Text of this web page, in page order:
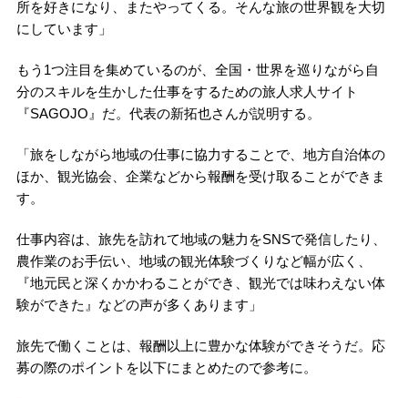
所を好きになり、またやってくる。そんな旅の世界観を大切
にしています」
もう1つ注目を集めているのが、全国・世界を巡りながら自
分のスキルを生かした仕事をするための旅人求人サイト
『SAGOJO』だ。代表の新拓也さんが説明する。
「旅をしながら地域の仕事に協力することで、地方自治体の
ほか、観光協会、企業などから報酬を受け取ることができま
す。
仕事内容は、旅先を訪れて地域の魅力をSNSで発信したり、
農作業のお手伝い、地域の観光体験づくりなど幅が広く、
『地元民と深くかかわることができ、観光では味わえない体
験ができた』などの声が多くあります」
旅先で働くことは、報酬以上に豊かな体験ができそうだ。応
募の際のポイントを以下にまとめたので参考に。